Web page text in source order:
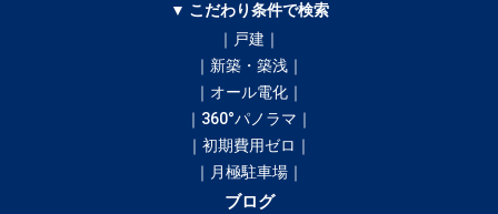
▼ こだわり条件で検索
｜戸建｜
｜新築・築浅｜
｜オール電化｜
｜360°パノラマ｜
｜初期費用ゼロ｜
｜月極駐車場｜
ブログ